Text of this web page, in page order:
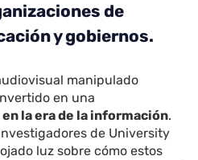
de
y gobiernos.
manipulado
en una
la era de la información.
de University
luz sobre cómo estos